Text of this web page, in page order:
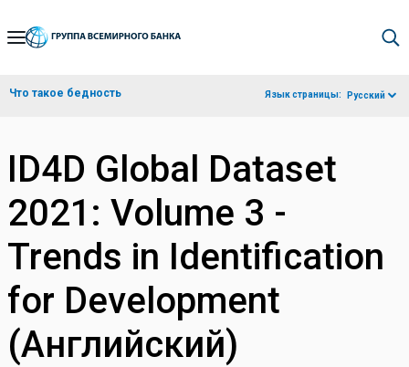
Skip
Navigation
Что такое бедность Язык страницы: Русский
ID4D Global Dataset
2021: Volume 3 -
Trends in Identification
for Development
(Английский)